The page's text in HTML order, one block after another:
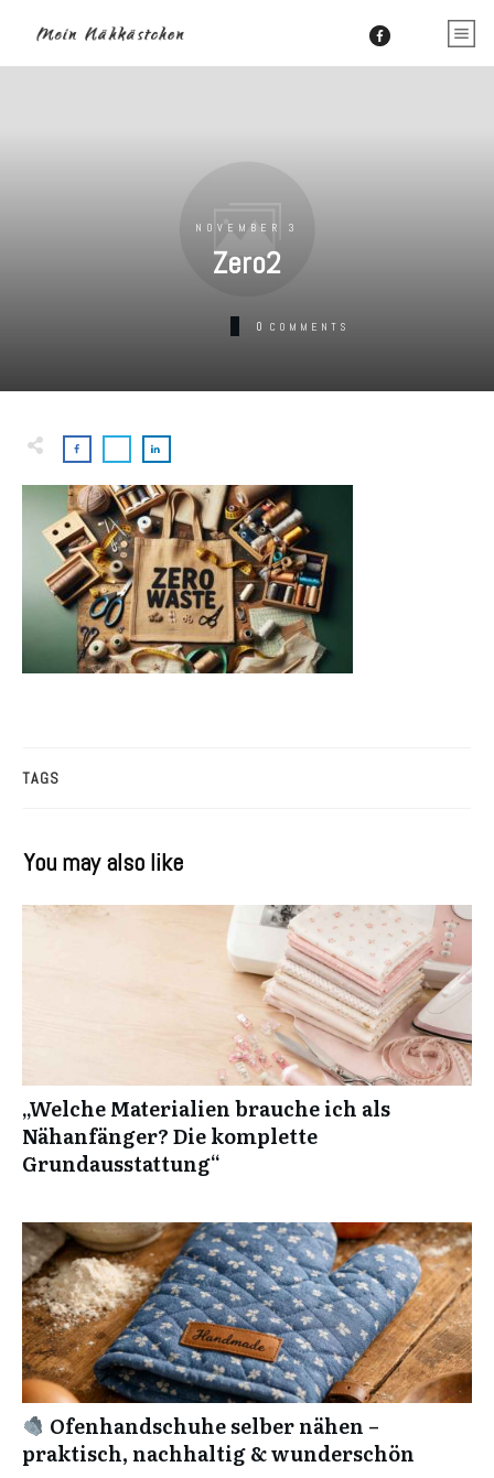
NOVEMBER 3
Zero2
0 COMMENTS
TAGS
You may also like
„Welche Materialien brauche ich als
Nähanfänger? Die komplette
Grundausstattung“
Ofenhandschuhe selber nähen –
praktisch, nachhaltig & wunderschön